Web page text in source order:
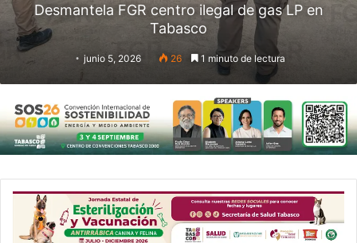
Desmantela FGR centro ilegal de gas LP en
Tabasco
junio 5, 2026 26 1 minuto de lectura